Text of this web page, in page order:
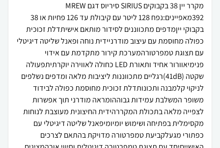
מקרר יין 38 בקבוקים SIRIUS סיריוס דגם MREW
392מאפיינים:נפח 128 ליטר עם קיבולת עד 126 פחיות או 38
בקבוקי ייןמדפים מתכווננים לסידור מותאם אישיתדלת זכוכית
כפולה מחוסמת עם עיצוב מודרניידית נוחה ופאנל שליטה דיגיטלי
עם תצוגת טמפרטורהמערכת קירור מתקדמת עם אידוי
פנימיאוורור אחיד ותאורת LED כחולה לאווירה יוקרתיתפעולה
שקטה (41dB)רגליים מתכווננות ליציבות מלאה ומדפים נשלפים
לניקוי קלמבנה ותכונותדלת זכוכית מחוסמת כפולה לבידוד
משופר המשלבת עמידות גבוההומראה מודרני תוך אפשרות
לצפייה מלאה בתכולת המקררהידית החיצונית מעוצבת לנוחות
מקסימלית בפתיחה ושימוש יומיומיפאנל שליטה דיגיטלי עם
כפתורי מגעלקביעת טמפרטורה מדויקת בהתאם לצרכים